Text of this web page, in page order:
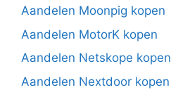
Aandelen Moonpig kopen
Aandelen MotorK kopen
Aandelen Netskope kopen
Aandelen Nextdoor kopen